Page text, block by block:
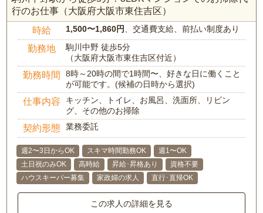
行のお仕事（大阪府大阪市東住吉区）
時給 1,500〜1,860円 、交通費支給、前払い制度あり
勤務地
駒川中野 徒歩5分
（大阪府大阪市東住吉区付近）
勤務時間
8時～20時の間で1時間〜、好きな日に働くこと
が可能です。(候補の日時から選択)
仕事内容
キッチン、トイレ、お風呂、洗面所、リビン
グ、その他のお掃除
契約形態 業務委託
週2〜3日からOK スキマ時間勤務OK
週1〜OK
土日祝のみOK
高時給 昇給･昇格あり
資格不要
ハウスキーパー募集
家政婦の求人 直行･直帰OK
この求人の詳細を見る